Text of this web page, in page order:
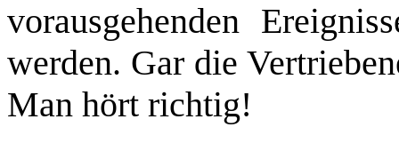
vorausgehenden
werden. Gar die
Man hört richtig!